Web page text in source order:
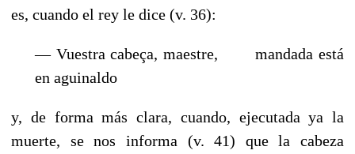
es, cuando el rey le dice (v. 36):
— Vuestra cabeça, maestre,mandada está
en aguinaldo
y, de forma más clara, cuando, ejecutada ya la
muerte, se nos informa (v. 41) que la cabeza